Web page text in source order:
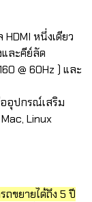
หนึ่งเดียว
ละคีย์ลัด
@ 60Hz ) และ
อุปกรณ์เสริม
Linux
ถขยายได้ถึง 5 ปี